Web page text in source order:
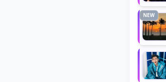
NEW